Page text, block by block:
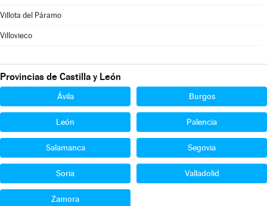
Villota del Páramo
Villovieco
Provincias de Castilla y León
Ávila Burgos
León Palencia
Salamanca Segovia
Soria Valladolid
Zamora